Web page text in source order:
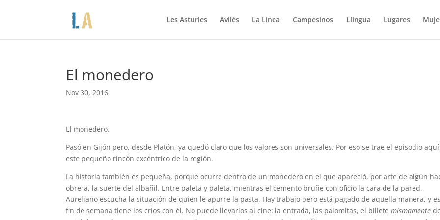
Les Asturies Avilés La Línea Campesinos Llingua Lugares
El monedero
Nov 30, 2016
El monedero.
Pasó en Gijón pero, desde Platón, ya quedó claro que los valores son universales. Por eso se trae el episodio
este pequeño rincón excéntrico de la región.
La historia también es pequeña, porque ocurre dentro de un monedero en el que apareció, por arte de algún
obrera, la suerte del albañil. Entre paleta y paleta, mientras el cemento bruñe con oficio la cara de la pared,
Aureliano escucha la situación de quien le apurre la pasta. Hay trabajo pero está pagado de aquella manera, y
fin de semana tiene los críos con él. No puede llevarlos al cine: la entrada, las palomitas, el billetemismamente